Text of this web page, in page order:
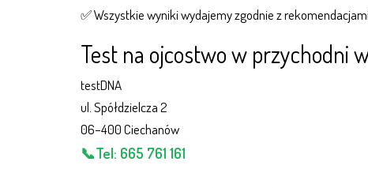
✅ Wszystkie wyniki wydajemy zgodnie z
Test na ojcostwo w przychodni
testDNA
ul. Spół­dziel­cza 2
06–400 Ciechanów
📞Tel: 665 761 161